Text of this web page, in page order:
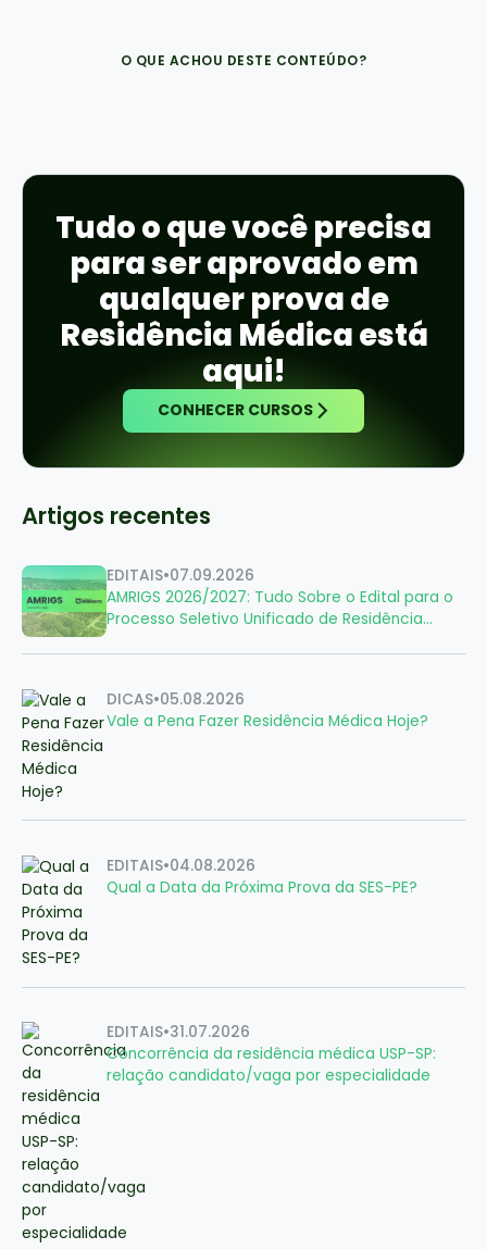
O QUE ACHOU DESTE CONTEÚDO?
Artigos recentes
EDITAIS•07.09.2026
AMRIGS 2026/2027: Tudo Sobre o Edital para o
Processo Seletivo Unificado de Residência
DICAS•05.08.2026
Vale a Pena Fazer Residência Médica Hoje?
EDITAIS•04.08.2026
Qual a Data da Próxima Prova da SES-PE?
EDITAIS•31.07.2026
Concorrência da residência médica USP-SP:
relação candidato/vaga por especialidade
Tudo o que você precisa
para ser aprovado em
qualquer prova de
Residência Médica está
aqui!
CONHECER CURSOS